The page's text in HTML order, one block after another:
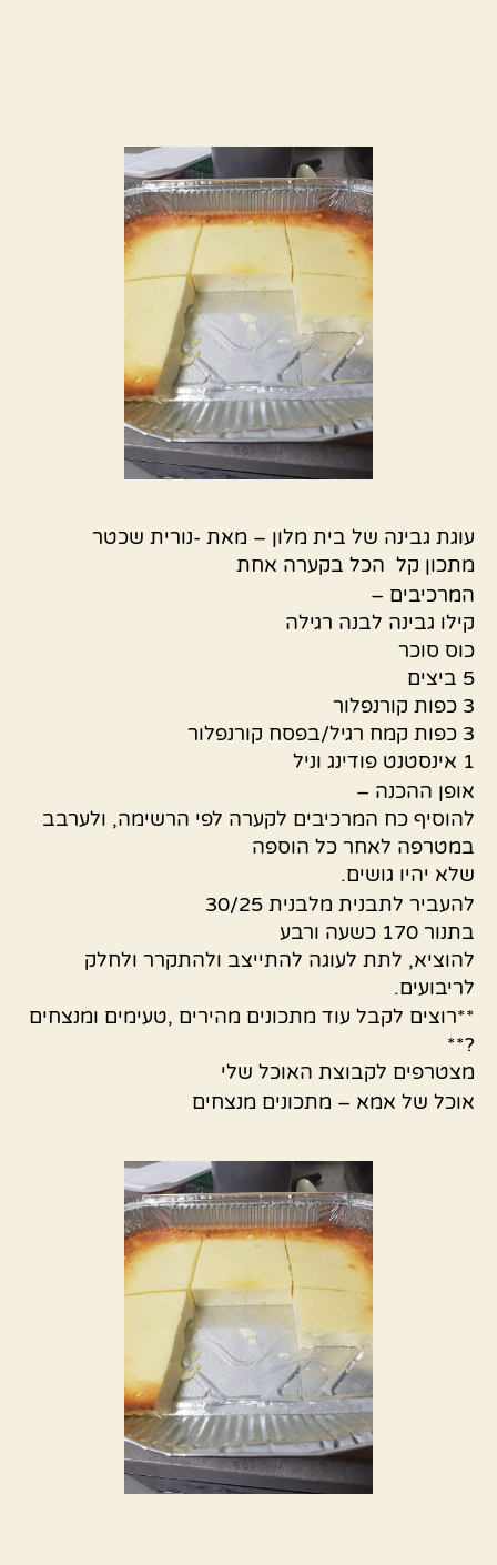
עוגת גבינה של בית מלון – מאת -נורית שכטר
מתכון קל הכל בקערה אחת
המרכיבים –
קילו גבינה לבנה רגילה
כוס סוכר
5 ביצים
3 כפות קורנפלור
3 כפות קמח רגיל/בפסח קורנפלור
1 אינסטנט פודינג וניל
אופן ההכנה –
להוסיף כח המרכיבים לקערה לפי הרשימה, ולערבב
במטרפה לאחר כל הוספה
שלא יהיו גושים.
להעביר לתבנית מלבנית 30/25
בתנור 170 כשעה ורבע
להוציא, לתת לעוגה להתייצב ולהתקרר ולחלק
לריבועים.
**רוצים לקבל עוד מתכונים מהירים ,טעימים ומנצחים
?**
מצטרפים לקבוצת האוכל שלי
אוכל של אמא – מתכונים מנצחים